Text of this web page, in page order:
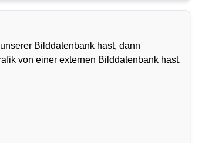
Bilddatenbank hast, dann
von einer externen Bilddatenbank hast,